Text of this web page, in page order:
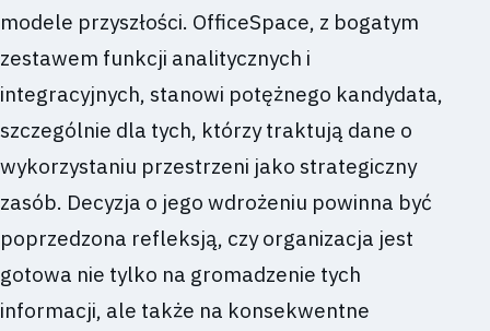
modele przyszłości. OfficeSpace, z bogatym
zestawem funkcji analitycznych i
integracyjnych, stanowi potężnego kandydata,
szczególnie dla tych, którzy traktują dane o
wykorzystaniu przestrzeni jako strategiczny
zasób. Decyzja o jego wdrożeniu powinna być
poprzedzona refleksją, czy organizacja jest
gotowa nie tylko na gromadzenie tych
informacji, ale także na konsekwentne